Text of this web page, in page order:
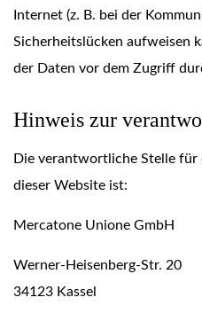
Internet (z. B. bei der
Sicherheitslücken aufweisen
der Daten vor dem Zugriff
Hinweis zur
Die verantwortliche Stelle
dieser Website ist:
Mercatone Unione GmbH
Werner-Heisenberg-Str. 20
34123 Kassel